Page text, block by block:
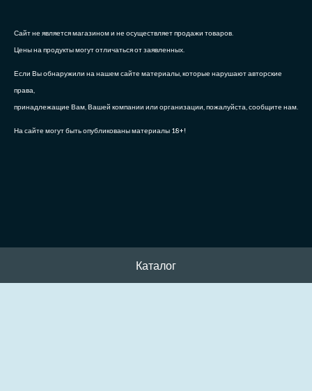
Сайт не является магазином и не осуществляет продажи товаров.
Цены на продукты могут отличаться от заявленных.
Если Вы обнаружили на нашем сайте материалы, которые нарушают авторские
права,
принадлежащие Вам, Вашей компании или организации, пожалуйста, сообщите нам.
На сайте могут быть опубликованы материалы 18+!
Каталог